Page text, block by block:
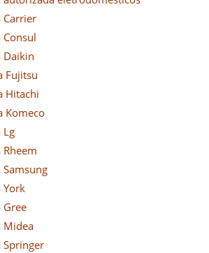
Carrier
Consul
Daikin
Fujitsu
Hitachi
Komeco
Lg
Samsung
York
Gree
Midea
Springer